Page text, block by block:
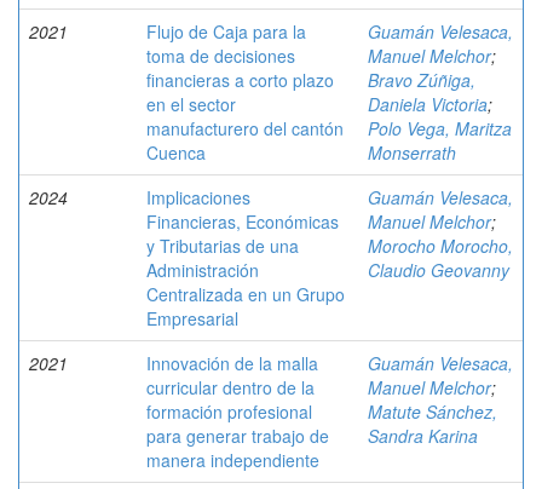
2021
Flujo de Caja para la
toma de decisiones
financieras a corto plazo
en el sector
manufacturero del cantón
Cuenca
Guamán Velesaca,
Manuel Melchor;
Bravo Zúñiga,
Daniela Victoria;
Polo Vega, Maritza
Monserrath
2024
Implicaciones
Financieras, Económicas
y Tributarias de una
Administración
Centralizada en un Grupo
Empresarial
Guamán Velesaca,
Manuel Melchor;
Morocho Morocho,
Claudio Geovanny
2021
Innovación de la malla
curricular dentro de la
formación profesional
para generar trabajo de
manera independiente
Guamán Velesaca,
Manuel Melchor;
Matute Sánchez,
Sandra Karina